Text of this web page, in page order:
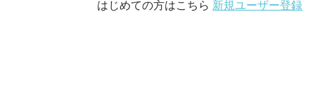
はじめての方はこちら 新規ユーザー登録